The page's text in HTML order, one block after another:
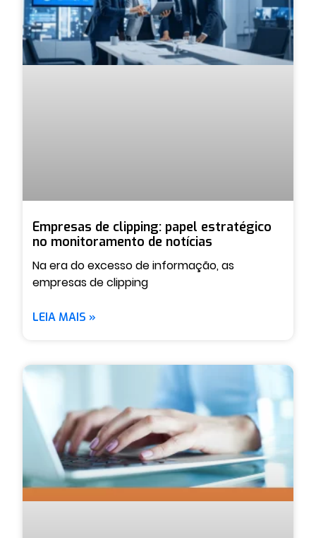
Empresas de clipping: papel estratégico
no monitoramento de notícias
Na era do excesso de informação, as
empresas de clipping
LEIA MAIS »